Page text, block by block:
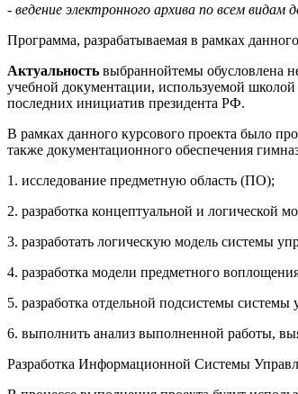
- ведение электронного архива по всем видам
Программа, разрабатываемая в рамках
Актуальность выбраннойтемы обусловлена
учебной документации, используемой школой
последних инициатив президента РФ.
В рамках данного курсового проекта было
также документационного обеспечения
1. исследование предметную область (ПО);
2. разработка концептуальной и логической
3. разработать логическую модель системы
4. разработка модели предметного
5. разработка отдельной подсистемы
6. выполнить анализ выполненной работы,
Разработка Информационной Системы